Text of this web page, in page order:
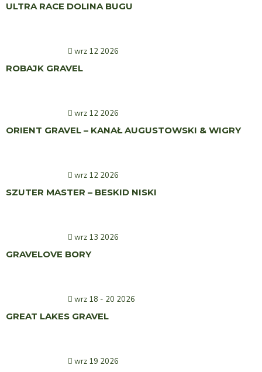
ULTRA RACE DOLINA BUGU
wrz 12 2026
ROBAJK GRAVEL
wrz 12 2026
ORIENT GRAVEL – KANAŁ AUGUSTOWSKI & WIGRY
wrz 12 2026
SZUTER MASTER – BESKID NISKI
wrz 13 2026
GRAVELOVE BORY
wrz 18 - 20 2026
GREAT LAKES GRAVEL
wrz 19 2026